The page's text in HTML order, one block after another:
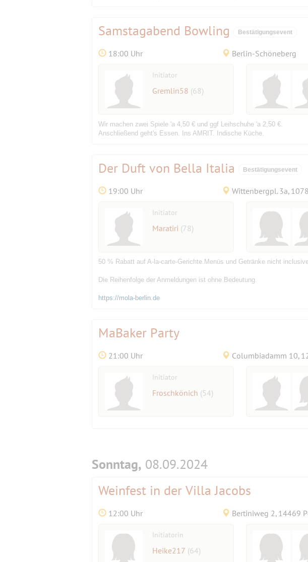
Samstagabend Bowling Bestätigungsevent
18:00 Uhr Berlin-Schöneberg
Initiator
Gremlin58 (68)
Wir machen zwei Spiele 'a 4,50 € und ggf Leihschuhe 'a 2,50 €.
Anschließend geht's Essen. Ins AMRIT. Indische Küche.
Der Duft von Bella Italia Bestätigungsevent
19:00 Uhr Wittenbergpl. 3a,
Initiator
Maratiri (78)
50 % Rabatt auf A-la-carte-Gerichte.Menüs und Getränke nicht
Die Reihenfolge der Anmeldungen ist ohne Bedeutung.
https://mola-berlin.de
MaBaker Party
21:00 Uhr Columbiadamm 10,
Initiator
Froschkönich (54)
Sonntag, 08.09.2024
Weinfest in der Villa Jacobs
12:00 Uhr Bertiniweg 2, 14469
Initiatorin
Heike217 (64)